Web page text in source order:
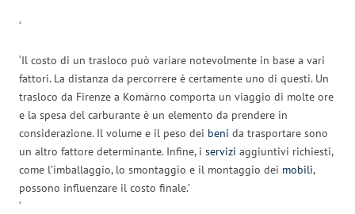
‘
‘Il costo di un trasloco può variare notevolmente in base a vari
fattori. La distanza da percorrere è certamente uno di questi. Un
trasloco da Firenze a Komárno comporta un viaggio di molte ore
e la spesa del carburante è un elemento da prendere in
considerazione. Il volume e il peso dei beni da trasportare sono
un altro fattore determinante. Infine, i servizi aggiuntivi richiesti,
come l’imballaggio, lo smontaggio e il montaggio dei mobili,
possono influenzare il costo finale.’
‘